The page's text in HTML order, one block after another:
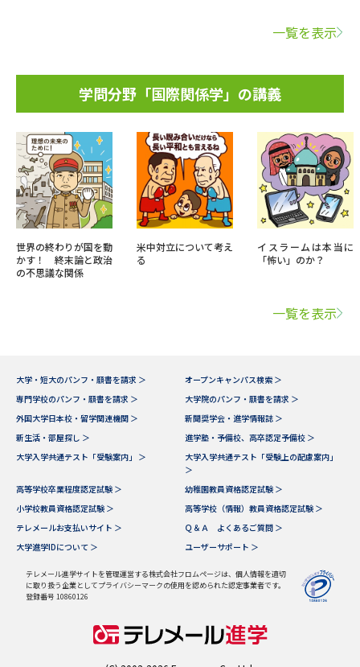
一覧を表示
学問分野「国際関係学」の講義
世界の終わりが国を動
かす！ 終末論と政治
の不思議な関係
米中対立について考え
る
イスラームは本当に
「怖い」のか？
一覧を表示
大学・短大のパンフ・願書を請求 ＞
オープンキャンパス検索 ＞
専門学校のパンフ・願書を請求 ＞
大学院のパンフ・願書を請求 ＞
外国大学日本校・留学関連機関 ＞
新聞奨学会・進学情報誌 ＞
新生活・部屋探し ＞
進学塾・予備校、高卒認定予備校 ＞
大学入学共通テスト「受験案内」 ＞
大学入学共通テスト「受験上の配慮案内」
＞
高等学校卒業程度認定試験 ＞
幼稚園教員資格認定試験 ＞
小学校教員資格認定試験 ＞
高等学校（情報）教員資格認定試験 ＞
テレメールお支払いサイト ＞
Ｑ＆Ａ よくあるご質問 ＞
大学進学IDについて ＞
ユーザーサポート ＞
テレメール進学サイトを管理運営する株式会社フロムページは、個人情報を適切
に取り扱う企業としてプライバシーマークの使用を認められた認定事業者です。
登録番号 10860126